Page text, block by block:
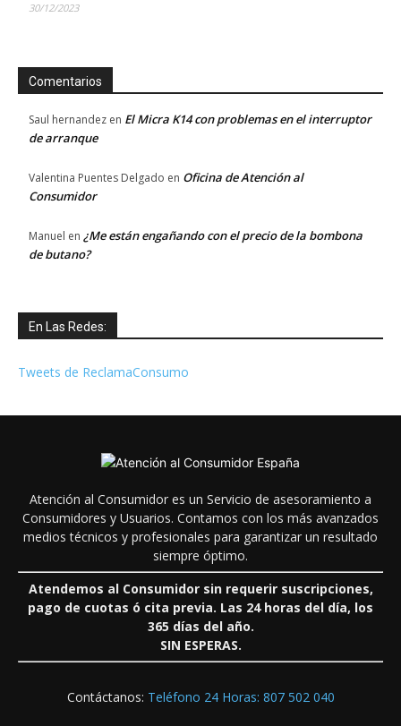
30/12/2023
Comentarios
Saul hernandez en El Micra K14 con problemas en el interruptor
de arranque
Valentina Puentes Delgado en Oficina de Atención al
Consumidor
Manuel en ¿Me están engañando con el precio de la bombona
de butano?
En Las Redes:
Tweets de ReclamaConsumo
Atención al Consumidor es un Servicio de asesoramiento a
Consumidores y Usuarios. Contamos con los más avanzados
medios técnicos y profesionales para garantizar un resultado
siempre óptimo.
Atendemos al Consumidor sin requerir suscripciones,
pago de cuotas ó cita previa. Las 24 horas del día, los
365 días del año.
SIN ESPERAS.
Contáctanos: Teléfono 24 Horas: 807 502 040